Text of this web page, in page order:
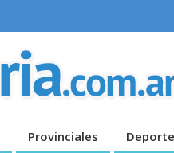
Provinciales